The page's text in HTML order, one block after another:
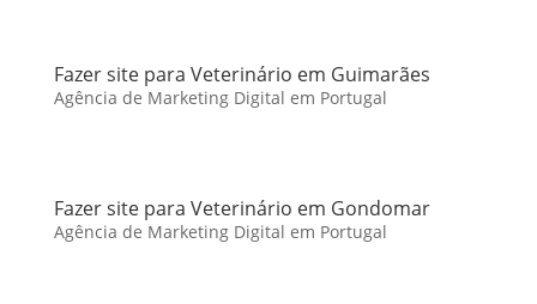
Fazer site para Veterinário em Guimarães
Agência de Marketing Digital em Portugal
Fazer site para Veterinário em Gondomar
Agência de Marketing Digital em Portugal